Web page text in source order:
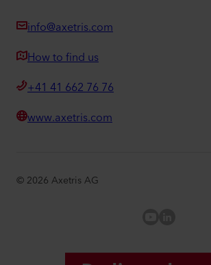
info@axetris.com
How to find us
+41 41 662 76 76
www.axetris.com
© 2026 Axetris AG